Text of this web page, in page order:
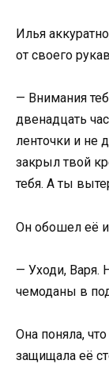
Илья
от своего
— Внимания
двенадцать
ленточки и не
закрыл твой
тебя. А ты
Он обошел её
— Уходи, Варя.
чемоданы в
Она поняла,
защищала её